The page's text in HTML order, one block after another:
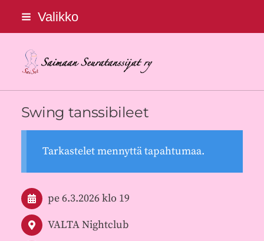
Siirry
sivun
sisältöön
Valikko
Saimaan Seuratanssijat ry
Swing tanssibileet
Tarkastelet mennyttä tapahtumaa.
pe 6.3.2026klo 19
VALTA Nightclub